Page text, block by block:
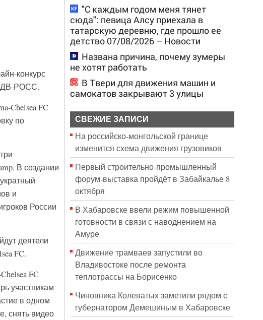
конкурс
ДВ-РОСС.
Chelsea FC
по
В создании
и
России
деятели
FC.
FC
участникам
в одном
снять видео
"С каждым годом меня тянет
сюда": певица Алсу приехала в
татарскую деревню, где прошло ее
детство 07/08/2026 – Новости
Названа причина, почему зумеры
не хотят работать
В Твери для движения машин и
самокатов закрывают 3 улицы
СВЕЖИЕ ЗАПИСИ
На российско‑монгольской границе
изменится схема движения грузовиков
Первый строительно‑промышленный
форум‑выставка пройдёт в Забайкалье 8
октября
В Хабаровске ввели режим повышенной
готовности в связи с наводнением на
Амуре
Движение трамваев запустили во
Владивостоке после ремонта
теплотрассы на Борисенко
Чиновника Колеватых заметили рядом с
губернатором Демешиным в Хабаровске